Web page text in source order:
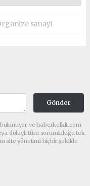
sanayi
Gönder
ve haberkelkit.com
dolaylı tüm sorumluluğu tek
site yönetimi hiçbir şekilde